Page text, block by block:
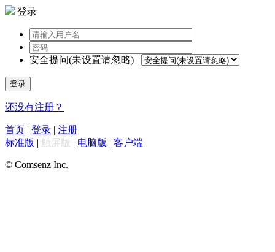
登录
安全提问(未设置请忽略)
登录
还没有注册？
首页 | 登录 | 注册
标准版 | 触屏版 | 电脑版 | 客户端
© Comsenz Inc.